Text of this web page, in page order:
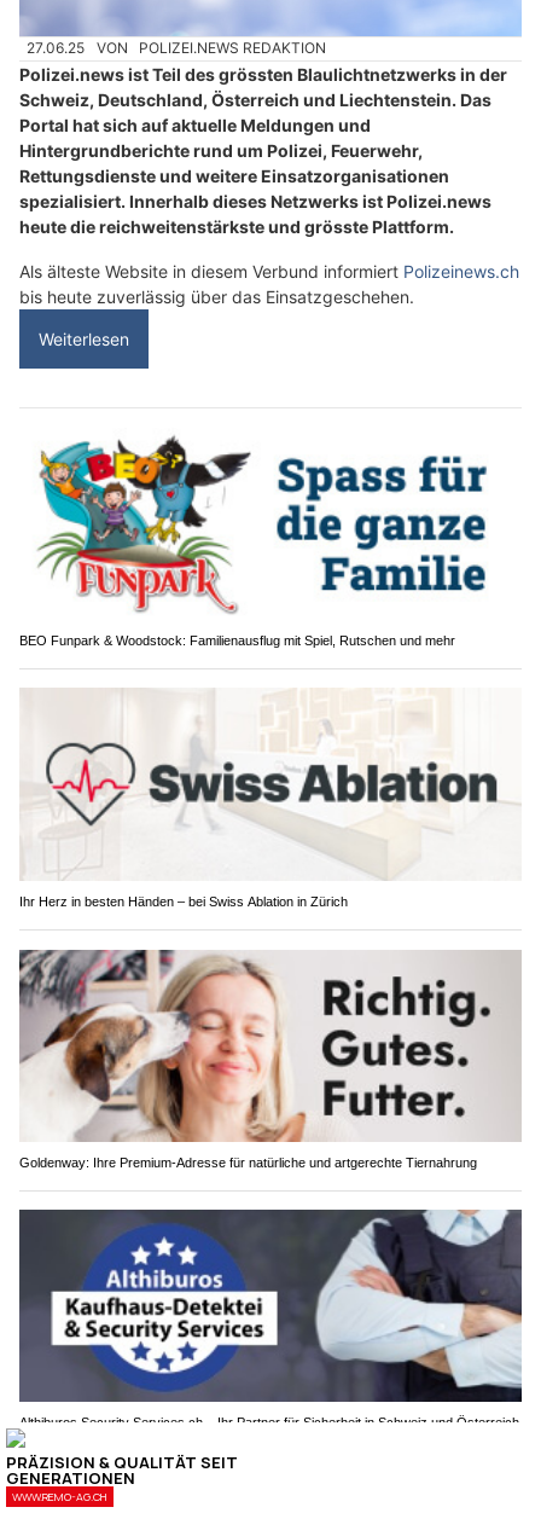
27.06.25 VON POLIZEI.NEWS REDAKTION
Polizei.news ist Teil des grössten Blaulichtnetzwerks in der
Schweiz, Deutschland, Österreich und Liechtenstein. Das
Portal hat sich auf aktuelle Meldungen und
Hintergrundberichte rund um Polizei, Feuerwehr,
Rettungsdienste und weitere Einsatzorganisationen
spezialisiert. Innerhalb dieses Netzwerks ist Polizei.news
heute die reichweitenstärkste und grösste Plattform.
Als älteste Website in diesem Verbund informiert Polizeinews.ch
bis heute zuverlässig über das Einsatzgeschehen.
Weiterlesen
BEO Funpark & Woodstock: Familienausflug mit Spiel, Rutschen und mehr
Ihr Herz in besten Händen – bei Swiss Ablation in Zürich
Goldenway: Ihre Premium-Adresse für natürliche und artgerechte Tiernahrung
Althiburos Security Services.ch – Ihr Partner für Sicherheit in Schweiz und Österreich
Warum Polizist werden? Voraussetzungen,